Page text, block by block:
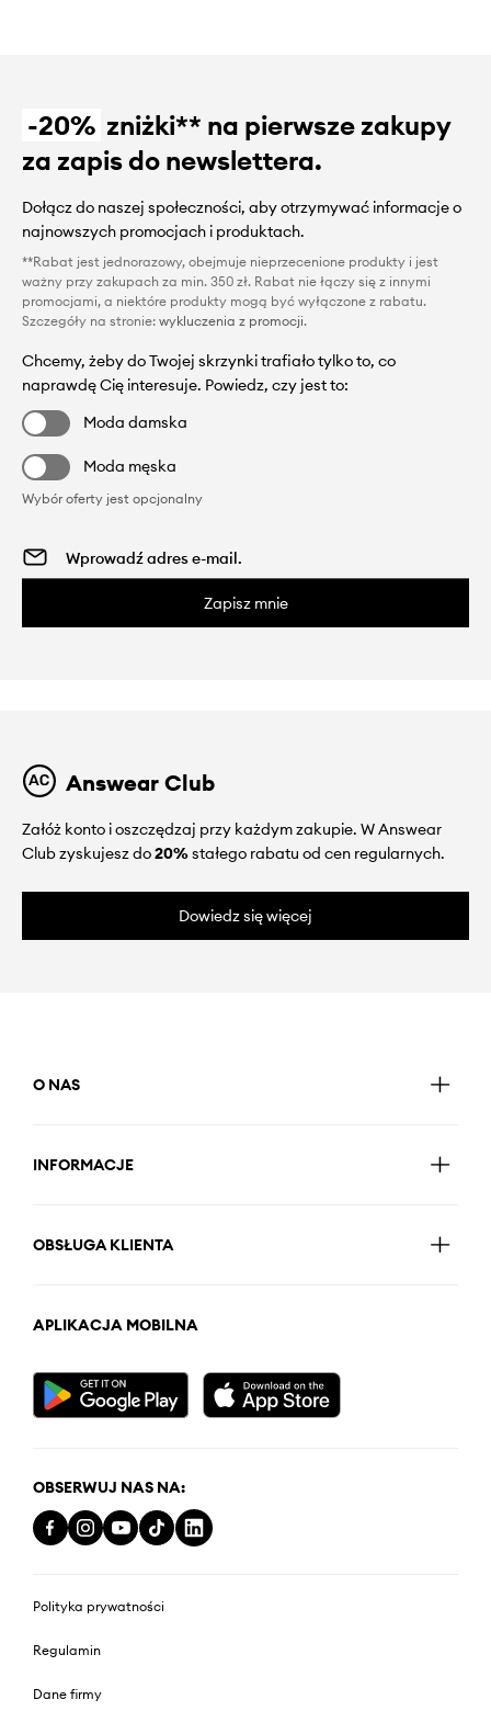
-20% zniżki** na pierwsze zakupy
za zapis do newslettera.
Dołącz do naszej społeczności, aby otrzymywać informacje o
najnowszych promocjach i produktach.
**Rabat jest jednorazowy, obejmuje nieprzecenione produkty i jest
ważny przy zakupach za min. 350 zł. Rabat nie łączy się z innymi
promocjami, a niektóre produkty mogą być wyłączone z rabatu.
Szczegóły na stronie: wykluczenia z promocji.
Chcemy, żeby do Twojej skrzynki trafiało tylko to, co
naprawdę Cię interesuje. Powiedz, czy jest to:
Moda damska
Moda męska
Wybór oferty jest opcjonalny
Zapisz mnie
Answear Club
Załóż konto i oszczędzaj przy każdym zakupie. W Answear
Club zyskujesz do20%stałego rabatu od cen regularnych.
Dowiedz się więcej
O NAS
INFORMACJE
OBSŁUGA KLIENTA
APLIKACJA MOBILNA
OBSERWUJ NAS NA:
Polityka prywatności
Regulamin
Dane firmy